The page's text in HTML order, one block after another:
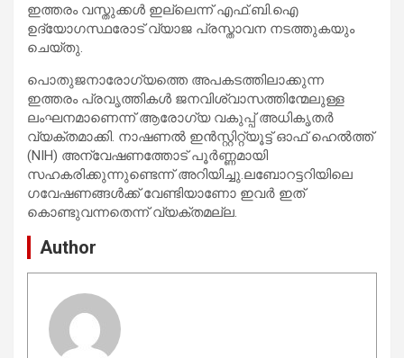
ഇത്തരം വസ്തുക്കൾ ഇല്ലെന്ന് എഫ്.ബി.ഐ
ഉദ്യോഗസ്ഥരോട് വ്യാജ പ്രസ്താവന നടത്തുകയും
ചെയ്തു.
പൊതുജനാരോഗ്യത്തെ അപകടത്തിലാക്കുന്ന
ഇത്തരം പ്രവൃത്തികൾ ജനവിശ്വാസത്തിന്മേലുള്ള
ലംഘനമാണെന്ന് ആരോഗ്യ വകുപ്പ് അധികൃതർ
വ്യക്തമാക്കി. നാഷണൽ ഇൻസ്റ്റിറ്റ്യൂട്ട് ഓഫ് ഹെൽത്ത്
(NIH) അന്വേഷണത്തോട് പൂർണ്ണമായി
സഹകരിക്കുന്നുണ്ടെന്ന് അറിയിച്ചു.ലബോറട്ടറിയിലെ
ഗവേഷണങ്ങൾക്ക് വേണ്ടിയാണോ ഇവർ ഇത്
കൊണ്ടുവന്നതെന്ന് വ്യക്തമല്ല.
Author